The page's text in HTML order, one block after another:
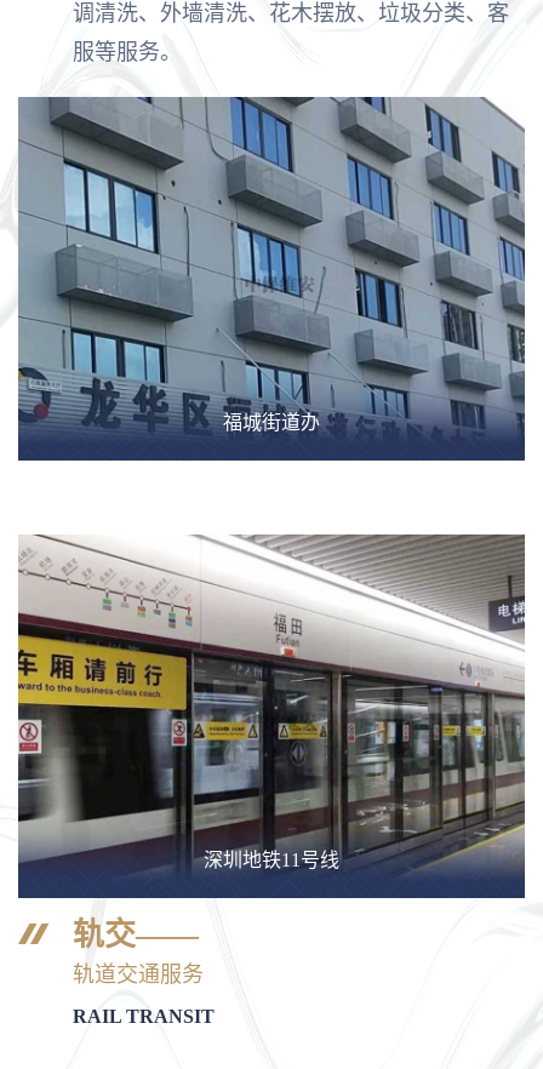
调清洗、外墙清洗、花木摆放、垃圾分类、客
服等服务。
福城街道办
深圳地铁11号线
轨交——
轨道交通服务
RAIL TRANSIT